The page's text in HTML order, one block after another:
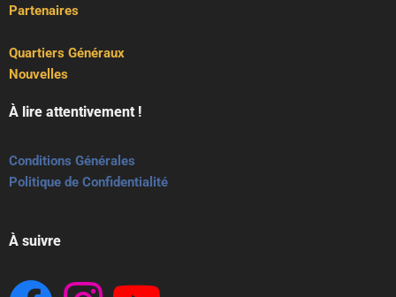
Partenaires
Quartiers Généraux
Nouvelles
À lire attentivement !
Conditions Générales
Politique de Confidentialité
À suivre